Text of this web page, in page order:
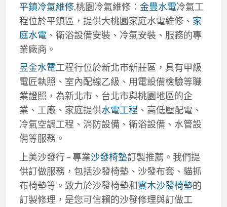
平鎮冷氣維修,桃園冷氣維修： 金豐水電冷氣工
程位於平鎮區，提供大桃園家庭水電維修、 家
庭水電、衛浴設備安裝、冷氣安裝、服務的專
業廠商。
昱金水電工程行位於新北市新莊區，具有甲級
電匠執照、室內配線乙級、用電設備檢驗等職
業證照，為新北市、台北市與桃園地區的企
業、工廠、家庭提供水電工程 、高低壓配電、
冷氣空調工程、消防設備、衛浴設備、水管設
備等服務。
上美沙發行 – 專業沙發椅墊訂製推薦。我們提
供訂做服務，包括沙發椅墊、沙發布套、貓抓
布椅墊等。致力於沙發椅墊和實木沙發椅墊的
訂製修理，是您可信賴的沙發修理與訂做工